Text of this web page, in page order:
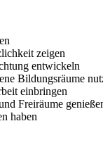
zeigen
entwickeln
Bildungsräume
einbringen
Freiräume
haben